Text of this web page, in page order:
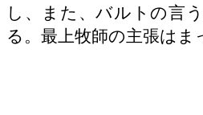
し、また、バルトの言
る。最上牧師の主張はま